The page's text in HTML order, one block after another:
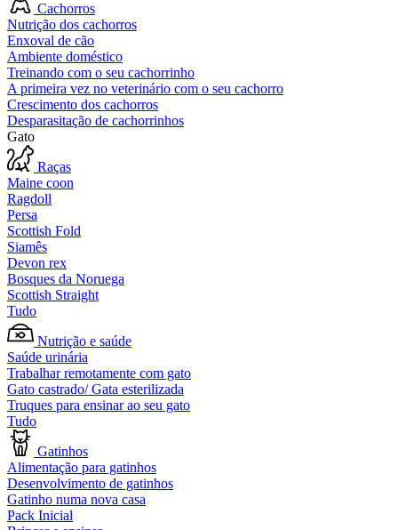
Cachorros
Nutrição dos cachorros
Enxoval de cão
Ambiente doméstico
Treinando com o seu cachorrinho
A primeira vez no veterinário com o seu cachorro
Crescimento dos cachorros
Desparasitação de cachorrinhos
Gato
Raças
Maine coon
Ragdoll
Persa
Scottish Fold
Siamês
Devon rex
Bosques da Noruega
Scottish Straight
Tudo
Nutrição e saúde
Saúde urinária
Trabalhar remotamente com gato
Gato castrado/ Gata esterilizada
Truques para ensinar ao seu gato
Tudo
Gatinhos
Alimentação para gatinhos
Desenvolvimento de gatinhos
Gatinho numa nova casa
Pack Inicial